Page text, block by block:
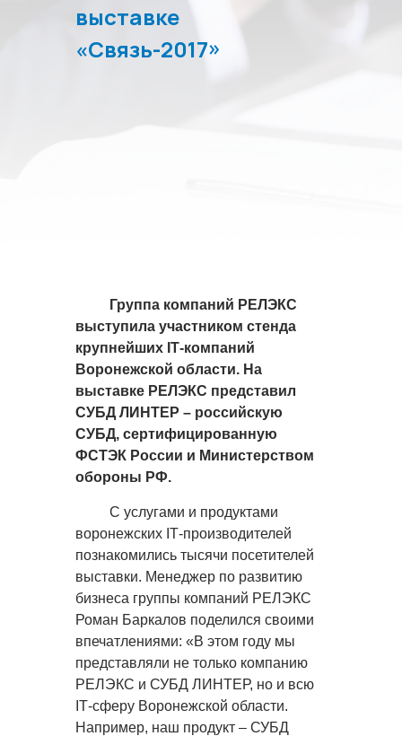
выставке
«Связь-2017»
Группа компаний РЕЛЭКС
выступила участником стенда
крупнейших IT-компаний
Воронежской области. На
выставке РЕЛЭКС представил
СУБД ЛИНТЕР – российскую
СУБД, сертифицированную
ФСТЭК России и Министерством
обороны РФ.
С услугами и продуктами
воронежских IT-производителей
познакомились тысячи посетителей
выставки. Менеджер по развитию
бизнеса группы компаний РЕЛЭКС
Роман Баркалов поделился своими
впечатлениями: «В этом году мы
представляли не только компанию
РЕЛЭКС и СУБД ЛИНТЕР, но и всю
IT-сферу Воронежской области.
Например, наш продукт – СУБД